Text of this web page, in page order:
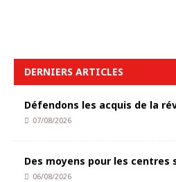
DERNIERS ARTICLES
Défendons les acquis de la
07/08/2026
Des moyens pour les centres
06/08/2026